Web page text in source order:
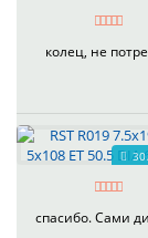
колец, не
спасибо. Сами